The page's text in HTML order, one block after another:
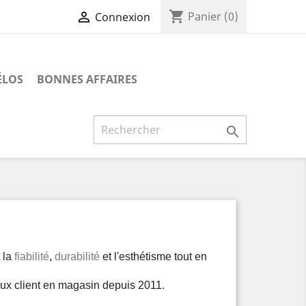
 Connexion shopping_cart Panier (0)
BONNES AFFAIRES

la fiabilité, durabilité et l'esthétisme tout en
client en magasin depuis 2011.